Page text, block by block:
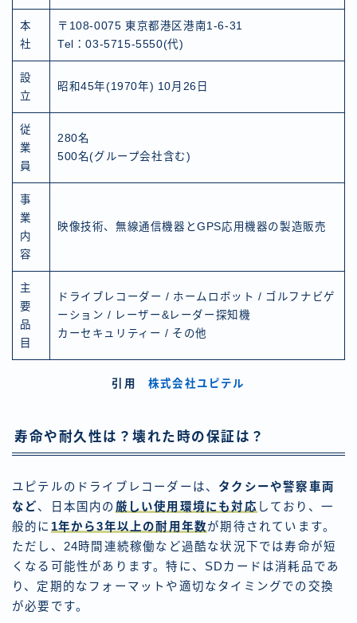
本
社
〒108-0075 東京都港区港南1-6-31
Tel：03-5715-5550(代)
設
立
昭和45年(1970年) 10月26日
従
業
員
280名
500名(グループ会社含む)
事
業
内
容
映像技術、無線通信機器とGPS応用機器の製造販売
主
要
品
目
ドライブレコーダー / ホームロボット / ゴルフナビゲ
ーション / レーザー&レーダー探知機
カーセキュリティー / その他
引用 株式会社ユピテル
寿命や耐久性は？壊れた時の保証は？
ユピテルのドライブレコーダーは、 タクシーや警察車両
など、日本国内の 厳しい使用環境にも対応 しており、一
般的に 1年から3年以上の耐用年数が期待されています。
ただし、24時間連続稼働など過酷な状況下では寿命が短
くなる可能性があります。特に、SDカードは消耗品であ
り、定期的なフォーマットや適切なタイミングでの交換
が必要です。